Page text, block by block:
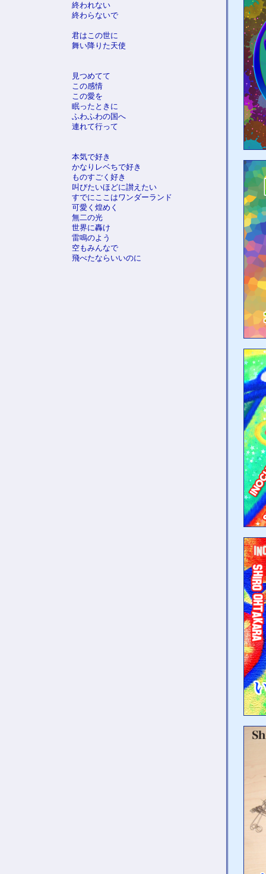
終われない
終わらないで
君はこの世に
舞い降りた天使
見つめてて
この感情
この愛を
眠ったときに
ふわふわの国へ
連れて行って
本気で好き
かなりレベちで好き
ものすごく好き
叫びたいほどに讃えたい
すでにここはワンダーランド
可愛く煌めく
無二の光
世界に轟け
雷鳴のよう
空もみんなで
飛べたならいいのに